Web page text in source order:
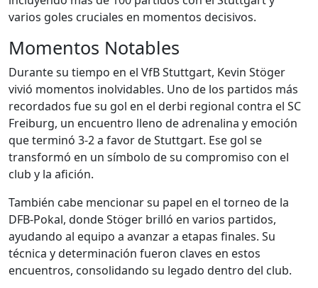
varios goles cruciales en momentos decisivos.
Momentos Notables
Durante su tiempo en el VfB Stuttgart, Kevin Stöger
vivió momentos inolvidables. Uno de los partidos más
recordados fue su gol en el derbi regional contra el SC
Freiburg, un encuentro lleno de adrenalina y emoción
que terminó 3-2 a favor de Stuttgart. Ese gol se
transformó en un símbolo de su compromiso con el
club y la afición.
También cabe mencionar su papel en el torneo de la
DFB-Pokal, donde Stöger brilló en varios partidos,
ayudando al equipo a avanzar a etapas finales. Su
técnica y determinación fueron claves en estos
encuentros, consolidando su legado dentro del club.